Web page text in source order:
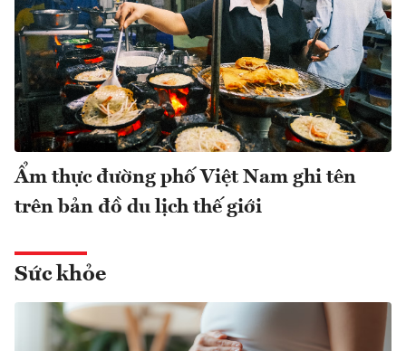
Ẩm thực đường phố Việt Nam ghi tên
trên bản đồ du lịch thế giới
Sức khỏe